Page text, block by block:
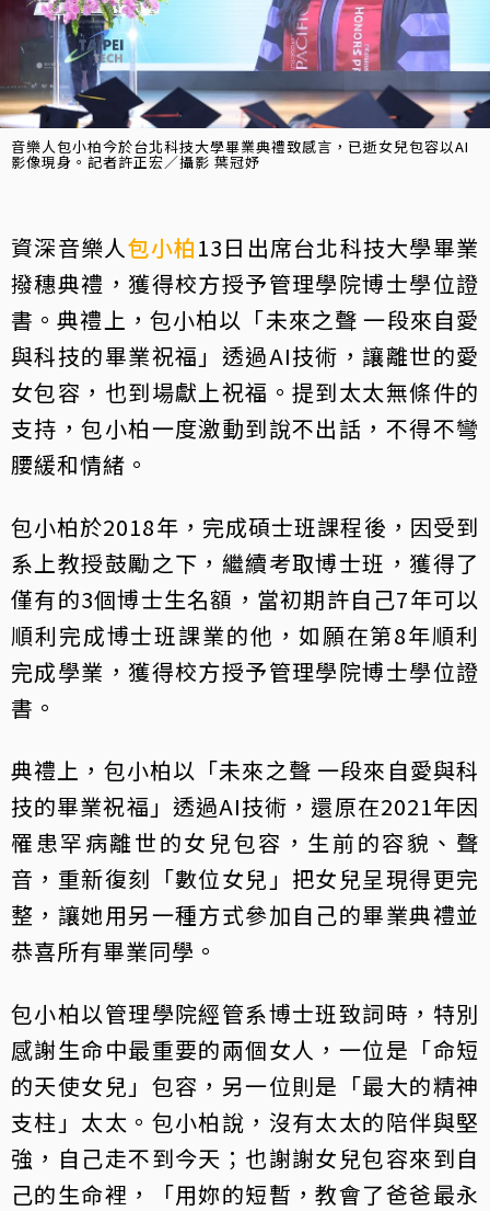
音樂人包小柏今於台北科技大學畢業典禮致感言，已逝女兒包容以AI
影像現身。記者許正宏／攝影 葉冠妤
資深音樂人包小柏13日出席台北科技大學畢業
撥穗典禮，獲得校方授予管理學院博士學位證
書。典禮上，包小柏以「未來之聲 一段來自愛
與科技的畢業祝福」透過AI技術，讓離世的愛
女包容，也到場獻上祝福。提到太太無條件的
支持，包小柏一度激動到說不出話，不得不彎
腰緩和情緒。
包小柏於2018年，完成碩士班課程後，因受到
系上教授鼓勵之下，繼續考取博士班，獲得了
僅有的3個博士生名額，當初期許自己7年可以
順利完成博士班課業的他，如願在第8年順利
完成學業，獲得校方授予管理學院博士學位證
書。
典禮上，包小柏以「未來之聲 一段來自愛與科
技的畢業祝福」透過AI技術，還原在2021年因
罹患罕病離世的女兒包容，生前的容貌、聲
音，重新復刻「數位女兒」把女兒呈現得更完
整，讓她用另一種方式參加自己的畢業典禮並
恭喜所有畢業同學。
包小柏以管理學院經管系博士班致詞時，特別
感謝生命中最重要的兩個女人，一位是「命短
的天使女兒」包容，另一位則是「最大的精神
支柱」太太。包小柏說，沒有太太的陪伴與堅
強，自己走不到今天；也謝謝女兒包容來到自
己的生命裡，「用妳的短暫，教會了爸爸最永